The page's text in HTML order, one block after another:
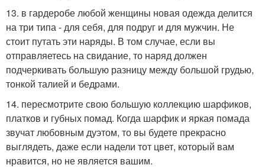
13. в гардеробе любой женщины новая одежда делится
на три типа - для себя, для подруг и для мужчин. Не
стоит путать эти наряды. В том случае, если вы
отправляетесь на свидание, то наряд должен
подчеркивать большую разницу между большой грудью,
тонкой талией и бедрами.
14. пересмотрите свою большую коллекцию шарфиков,
платков и губных помад. Когда шарфик и яркая помада
звучат любовным дуэтом, то вы будете прекрасно
выглядеть, даже если надели тот цвет, который вам
нравится, но не является вашим.